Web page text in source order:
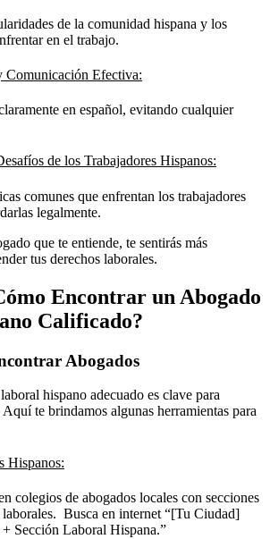
de la comunidad hispana y los
en el trabajo.
Comunicación Efectiva:
en español, evitando cualquier
de los Trabajadores Hispanos:
comunes que enfrentan los trabajadores
legalmente.
que te entiende, te sentirás más
tus derechos laborales.
Encontrar un Abogado
Calificado?
Abogados
hispano adecuado es clave para
te brindamos algunas herramientas para
Hispanos:
colegios de abogados locales con secciones
laborales. Busca en internet “[Tu Ciudad]
Sección Laboral Hispana.”